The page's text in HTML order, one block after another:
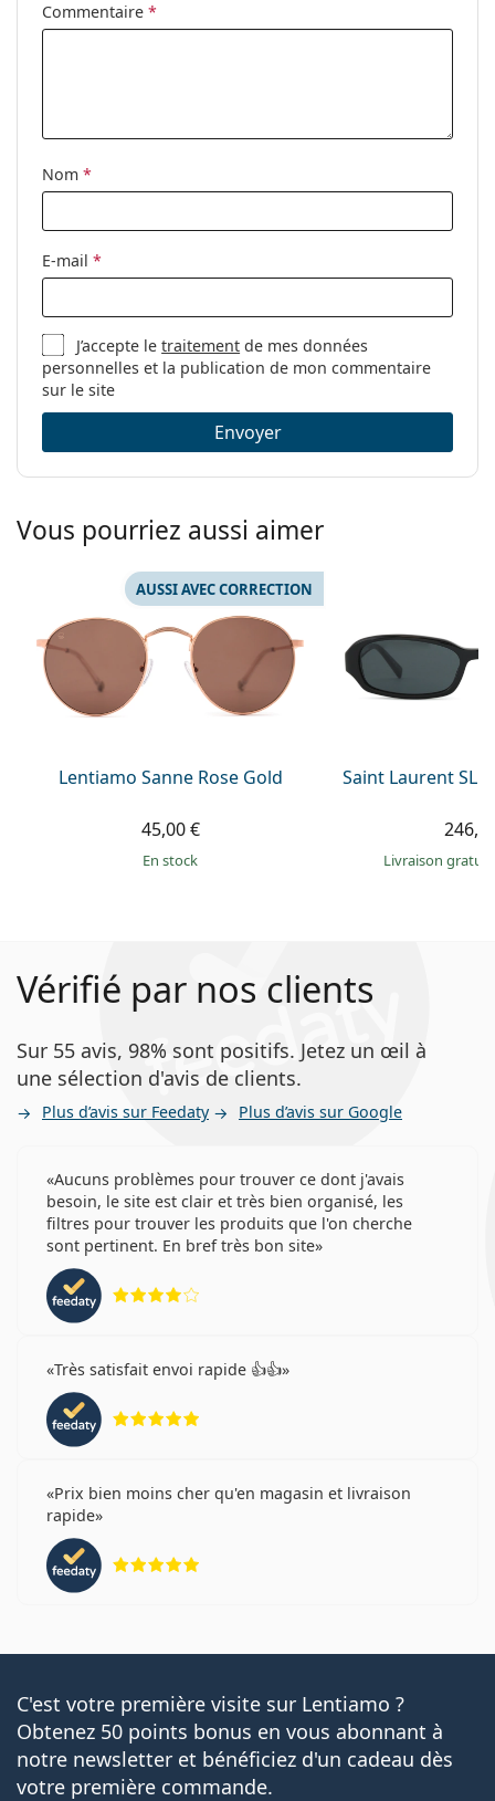
Commentaire *
Nom *
E-mail *
J’accepte letraitement de mes données
personnelles et la publication de mon commentaire
sur le site
Envoyer
Vous pourriez aussi aimer
Lentiamo Sanne Rose Gold
AUSSI AVEC CORRECTION
45,00 €
en stock
Saint Laurent SL
Livraison
Vérifié par nos clients
Sur 55 avis, 98% sont positifs. Jetez un œil à
une sélection d'avis de clients.
Plus d’avis sur Feedaty Plus d’avis sur Google
Aucuns problèmes pour trouver ce dont j'avais
besoin, le site est clair et très bien organisé, les
filtres pour trouver les produits que l'on cherche
sont pertinent. En bref très bon site
Très satisfait envoi rapide 👍👍
Prix bien moins cher qu'en magasin et livraison
rapide
C'est votre première visite sur Lentiamo ?
Obtenez 50 points bonus en vous abonnant à
notre newsletter et bénéficiez d'un cadeau dès
votre première commande.